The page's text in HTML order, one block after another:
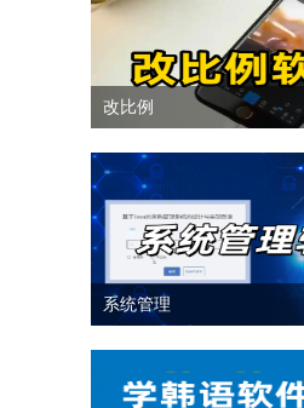
改比例
系统管理